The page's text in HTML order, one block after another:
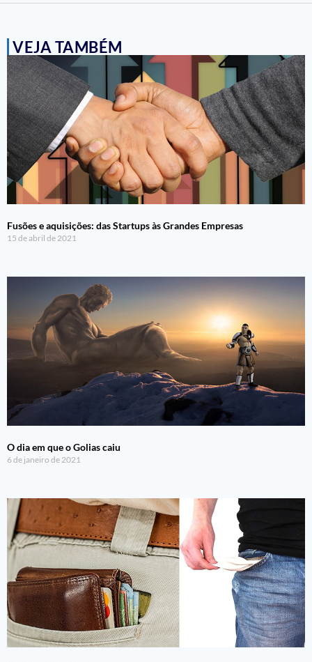
VEJA TAMBÉM
Fusões e aquisições: das Startups às Grandes Empresas
15 de abril de 2021
O dia em que o Golias caiu
6 de janeiro de 2021